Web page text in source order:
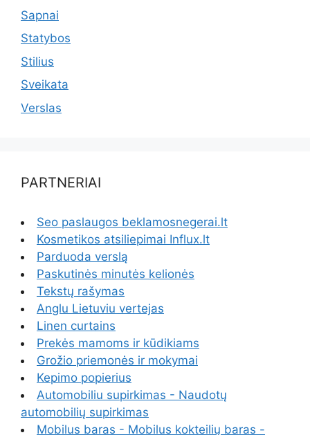
Sapnai
Statybos
Stilius
Sveikata
Verslas
PARTNERIAI
Seo paslaugos beklamosnegerai.lt
Kosmetikos atsiliepimai Influx.lt
Parduoda verslą
Paskutinės minutės kelionės
Tekstų rašymas
Anglu Lietuviu vertejas
Linen curtains
Prekės mamoms ir kūdikiams
Grožio priemonės ir mokymai
Kepimo popierius
Automobiliu supirkimas - Naudotų
automobilių supirkimas
Mobilus baras - Mobilus kokteilių baras -